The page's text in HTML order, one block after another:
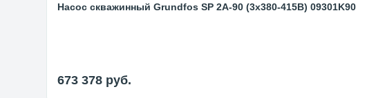
Насос скважинный Grundfos SP 2A-90 (3x380-415В) 09301K90
673 378 руб.